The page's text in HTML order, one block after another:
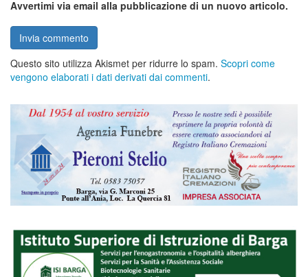
Avvertimi via email alla pubblicazione di un nuovo articolo.
Questo sito utilizza Akismet per ridurre lo spam. Scopri come
vengono elaborati i dati derivati dai commenti.